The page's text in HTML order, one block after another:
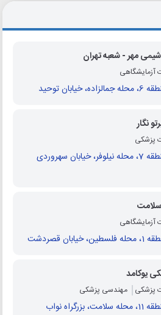
مهر - شعبه تهران
آزمایشگاهی
توحید
نگار
پزشکی
تهران، منطقه 7، محله نیلوفر، خیابان سهروردی
آزمایشگاهی
قصردشت
یوکامد
پزشکی مهندسی پزشکی
نواب